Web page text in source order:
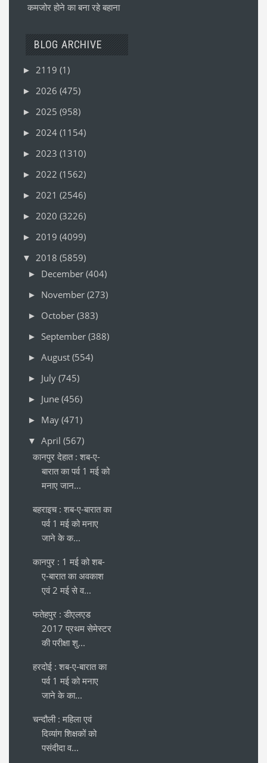
कमजोर होने का बना रहे बहाना
BLOG ARCHIVE
► 2119 (1)
► 2026 (475)
► 2025 (958)
► 2024 (1154)
► 2023 (1310)
► 2022 (1562)
► 2021 (2546)
► 2020 (3226)
► 2019 (4099)
▼ 2018 (5859)
► December (404)
► November (273)
► October (383)
► September (388)
► August (554)
► July (745)
► June (456)
► May (471)
▼ April (567)
कानपुर देहात : शब-ए-
बारात का पर्व 1 मई को
मनाए जान...
बहराइच : शब-ए-बारात का
पर्व 1 मई को मनाए
जाने के क...
कानपुर : 1 मई को शब-
ए-बारात का अवकाश
एवं 2 मई से व...
फतेहपुर : डीएलएड
2017 प्रथम सेमेस्टर
की परीक्षा शु...
हरदोई : शब-ए-बारात का
पर्व 1 मई को मनाए
जाने के का...
चन्दौली : महिला एवं
दिव्यांग शिक्षकों को
पसंदीदा व...